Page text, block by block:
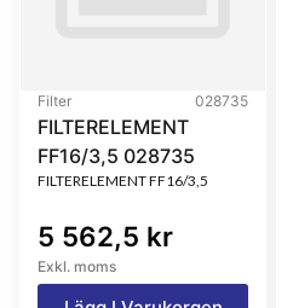
Filter 028735
FILTERELEMENT
FF16/3,5 028735
FILTERELEMENT FF16/3,5
5 562,5 kr
Exkl. moms